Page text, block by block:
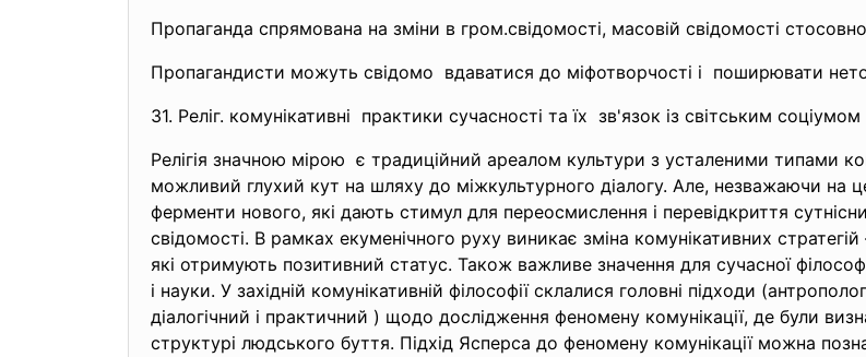
Пропаганда спрямована на зміни в гром.свідомості, масовій свідомості
Пропагандисти можуть свідомо вдаватися до міфотворчості і поширювати
31. Реліг. комунікативні практики сучасності та їх зв'язок із світським соціумом
Релігія значною мірою є традиційний ареалом культури з усталеними типами
можливий глухий кут на шляху до міжкультурного діалогу. Але, незважаючи на
ферменти нового, які дають стимул для переосмислення і перевідкриття
свідомості. В рамках екуменічного руху виникає зміна комунікативних стратегій
які отримують позитивний статус. Також важливе значення для сучасної
і науки. У західній комунікативній філософії склалися головні підходи
діалогічний і практичний ) щодо дослідження феномену комунікації, де були
структурі людського буття. Підхід Ясперса до феномену комунікації можна